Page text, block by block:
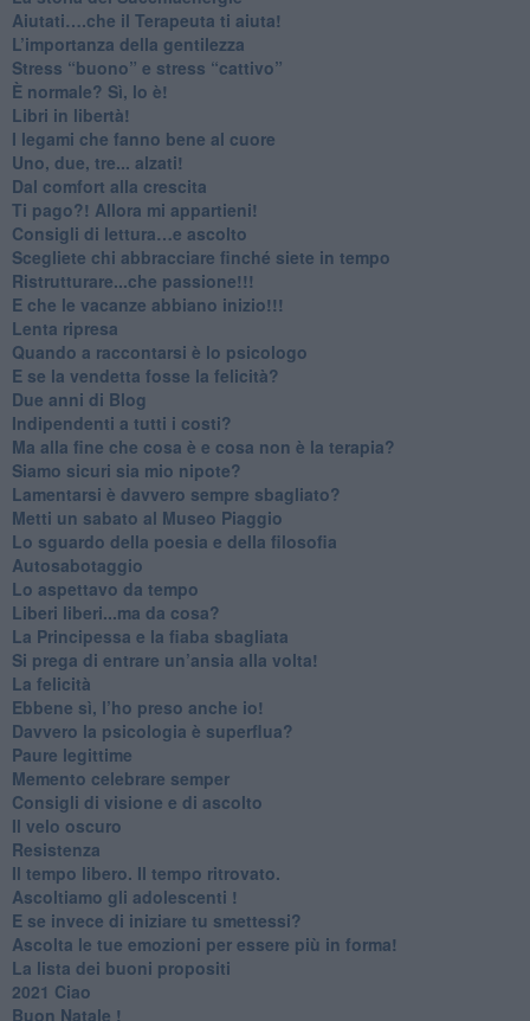
​Aiutati….che il Terapeuta ti aiuta!
​L’importanza della gentilezza
​Stress “buono” e stress “cattivo”
​È normale? Sì, lo è!
​Libri in libertà!
​I legami che fanno bene al cuore
Uno, due, tre... alzati!​
​Dal comfort alla crescita
​Ti pago?! Allora mi appartieni!​
​Consigli di lettura…e ascolto
​Scegliete chi abbracciare finché siete in tempo
​Ristrutturare...che passione!!!
​E che le vacanze abbiano inizio!!!
​Lenta ripresa
​Quando a raccontarsi è lo psicologo
​E se la vendetta fosse la felicità?
​Due anni di Blog
​Indipendenti a tutti i costi?
​Ma alla fine che cosa è e cosa non è la terapia?
​Siamo sicuri sia mio nipote?
​Lamentarsi è davvero sempre sbagliato?
​Metti un sabato al Museo Piaggio
​Lo sguardo della poesia e della filosofia
Autosabotaggio
​Lo aspettavo da tempo
​Liberi liberi...ma da cosa?
​La Principessa e la fiaba sbagliata
Si prega di entrare un’ansia alla volta!
​La felicità
​Ebbene sì, l’ho preso anche io!
​Davvero la psicologia è superflua?
Paure legittime
​Memento celebrare semper
​Consigli di visione e di ascolto
​Il velo oscuro
Resistenza
​Il tempo libero. Il tempo ritrovato.
Ascoltiamo gli adolescenti !
​E se invece di iniziare tu smettessi?
​Ascolta le tue emozioni per essere più in forma!
​La lista dei buoni propositi
2021 Ciao
Buon Natale !